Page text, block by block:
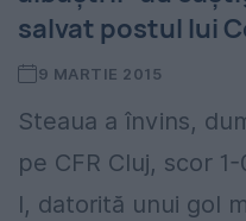
salvat postul lui
9 MARTIE 2015
Steaua a învins,
pe CFR Cluj, scor
I, datorită unui gol